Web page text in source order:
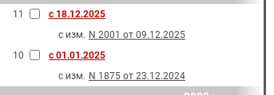
11
с 18.12.2025
с изм. N 2001 от 09.12.2025
10
с 01.01.2025
с изм. N 1875 от 23.12.2024